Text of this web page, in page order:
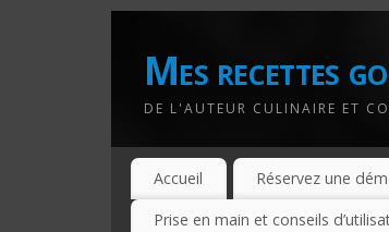
Mes recettes
DE L'AUTEUR CULINAIRE ET
Accueil Réservez une
Prise en main et conseils